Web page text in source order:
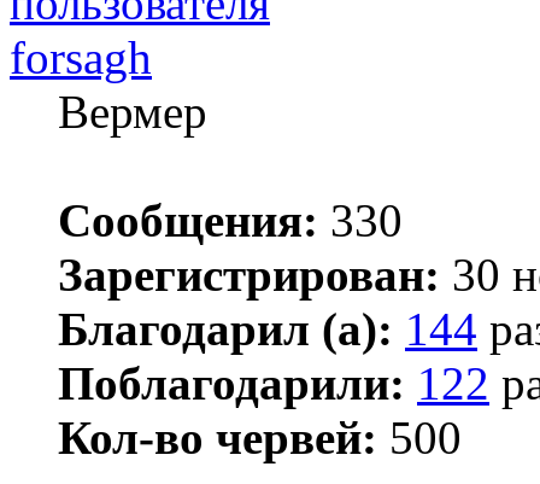
forsagh
Вермер
Сообщения: 330
Зарегистрирован: 30
Благодарил (а): 144
Поблагодарили: 122
Кол-во червей: 500